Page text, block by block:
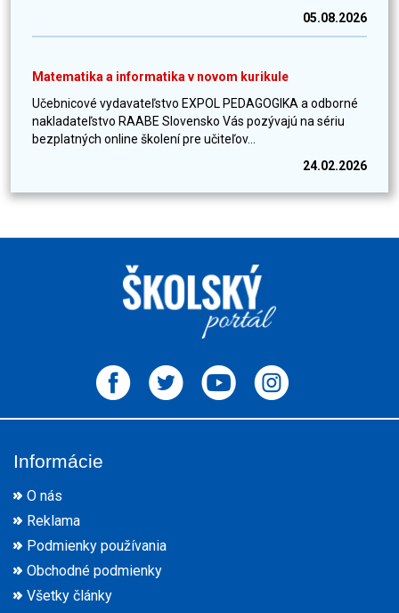
05.08.2026
Matematika a informatika v novom kurikule
Učebnicové vydavateľstvo EXPOL PEDAGOGIKA a odborné
nakladateľstvo RAABE Slovensko Vás pozývajú na sériu
bezplatných online školení pre učiteľov...
24.02.2026
Informácie
O nás
Reklama
Podmienky používania
Obchodné podmienky
Všetky články